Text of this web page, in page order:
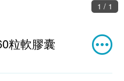
1 / 1
粒軟膠囊